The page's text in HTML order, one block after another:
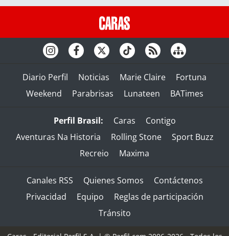
Diario Perfil Noticias Marie Claire
Fortuna
Weekend
Parabrisas Lunateen BATimes
Perfil Brasil: Caras
Contigo
Aventuras Na Historia
Rolling Stone
Sport Buzz
Recreio
Maxima
Canales RSS Quienes Somos
Contáctenos
Privacidad
Equipo
Reglas de participación
Tránsito